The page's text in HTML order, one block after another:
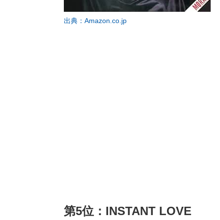
出典：Amazon.co.jp
第5位：INSTANT LOVE